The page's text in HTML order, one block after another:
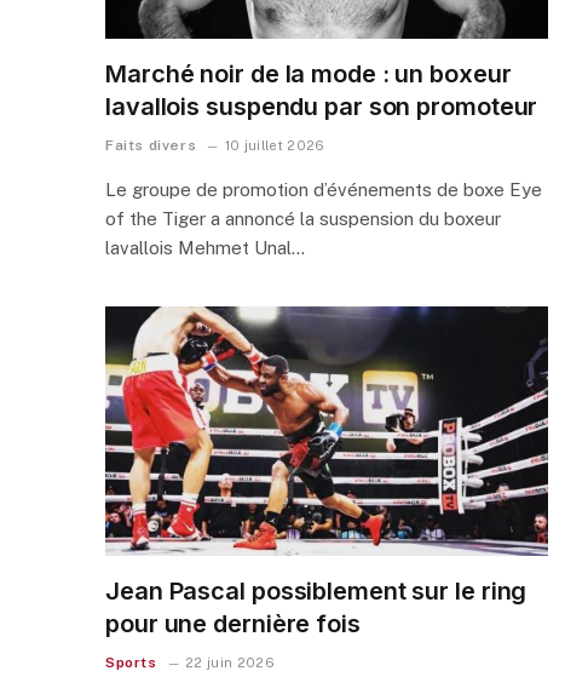
Marché noir de la mode : un boxeur
lavallois suspendu par son promoteur
Faits divers 10 juillet 2026
Le groupe de promotion d’événements de boxe Eye
of the Tiger a annoncé la suspension du boxeur
lavallois Mehmet Unal…
Jean Pascal possiblement sur le ring
pour une dernière fois
Sports 22 juin 2026